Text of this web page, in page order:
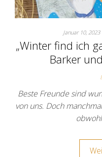
Januar 10, 2023
„Winter find ich
Barker
Beste Freunde sind
von uns. Doch